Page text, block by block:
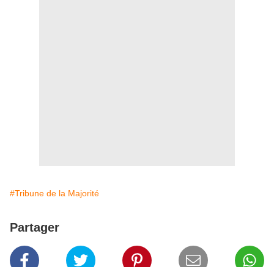
#Tribune de la Majorité
Partager